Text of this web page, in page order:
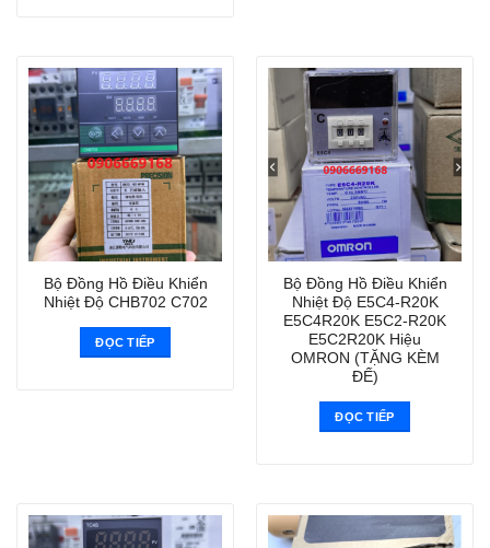
Bộ Đồng Hồ Điều Khiển
Nhiệt Độ CHB702 C702
ĐỌC TIẾP
Bộ Đồng Hồ Điều Khiển
Nhiệt Độ E5C4-R20K
E5C4R20K E5C2-R20K
E5C2R20K Hiệu
OMRON (TẶNG KÈM
ĐẾ)
ĐỌC TIẾP